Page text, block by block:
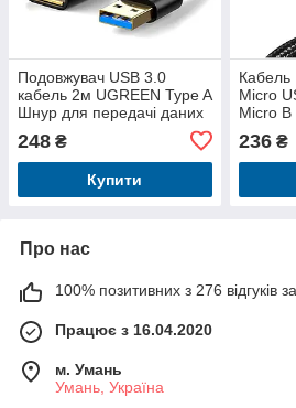
Подовжувач USB 3.0
кабель 2м UGREEN Type A
Шнур для передачі даних
248 ₴
Купити
Кабель
Micro
Micro B
236₴
Про нас
100% позитивних з 276 відгуків
Працює з 16.04.2020
м. Умань
Умань, Україна